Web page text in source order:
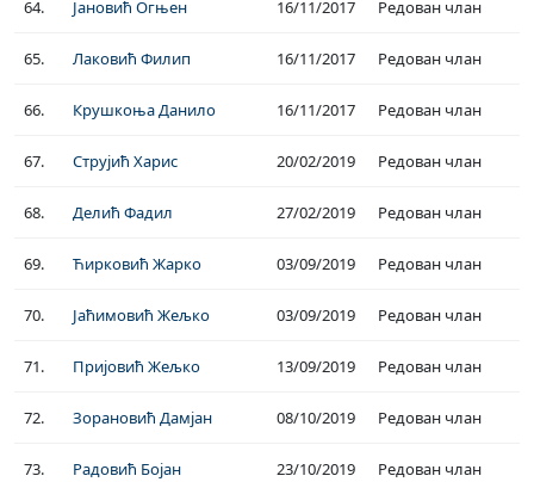
64. Јановић Огњен 16/11/2017 Редован члан
65. Лаковић Филип 16/11/2017 Редован члан
66. Крушкоња Данило 16/11/2017 Редован члан
67. Струјић Харис 20/02/2019 Редован члан
68. Делић Фадил 27/02/2019 Редован члан
69. Ћирковић Жарко 03/09/2019 Редован члан
70. Јаћимовић Жељко 03/09/2019 Редован члан
71. Пријовић Жељко 13/09/2019 Редован члан
72. Зорановић Дамјан 08/10/2019 Редован члан
73. Радовић Бојан 23/10/2019 Редован члан